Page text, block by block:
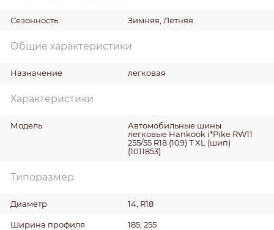
Сезонность Зимняя, Летняя
Общие характеристики
Назначение легковая
Характеристики
Модель
Автомобильные шины
легковые Hankook i*Pike RW11
255/55 R18 (109) T XL (шип)
(1011853)
Типоразмер
Диаметр 14, R18
Ширина профиля 185, 255